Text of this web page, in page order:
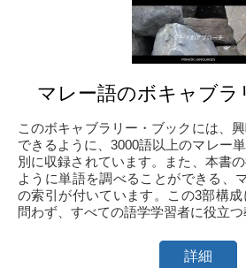
マレー語のボキャブラ
このボキャブラリー・ブックには、
できるように、3000語以上のマレー
別に収録されています。また、本書
ように単語を調べることができる、
の索引が付いています。この3部構
問わず、すべての語学学習者に役立つ
詳細